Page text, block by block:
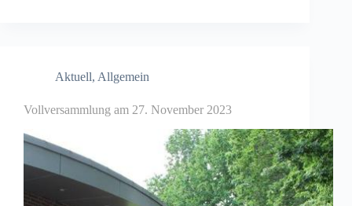
Aktuell, Allgemein
Vollversammlung am 27. November 2023